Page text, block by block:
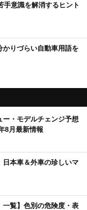
手意識を解消するヒント
かりづらい自動車用語を
ー・モデルチェンジ予想
8月最新情報
日本車＆外車の珍しいマ
一覧】色別の危険度・表